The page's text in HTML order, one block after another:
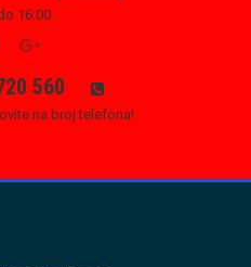
16:00
560
na broj telefona!